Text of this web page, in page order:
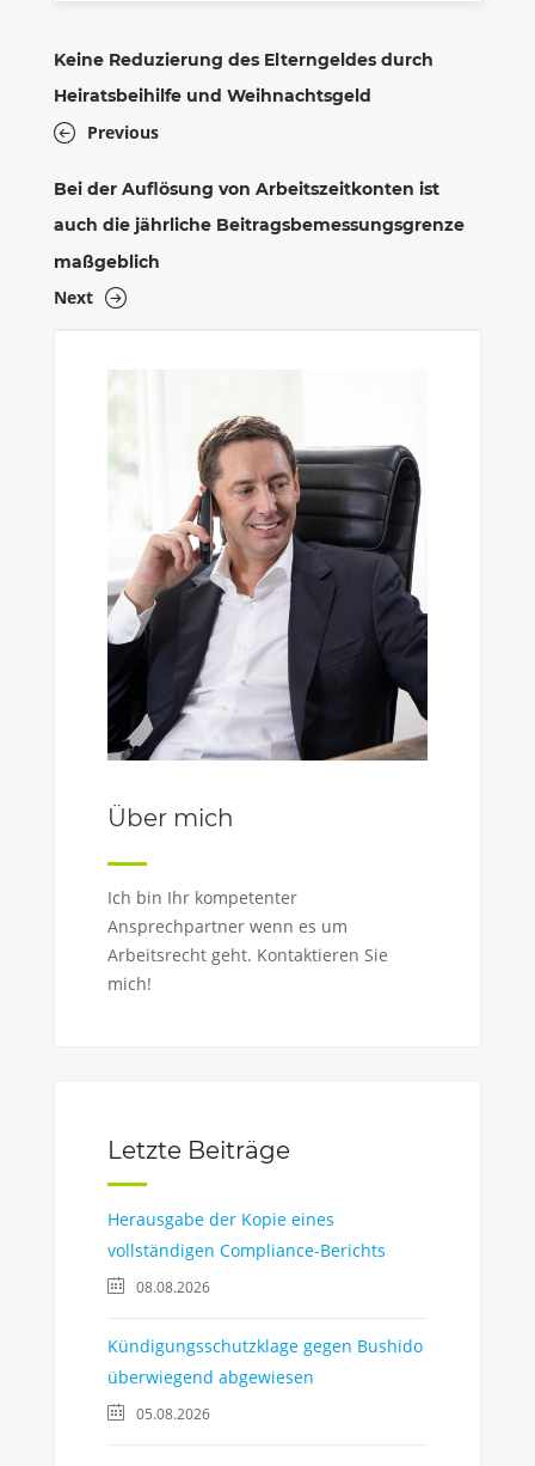
Keine Reduzierung des Elterngeldes durch
Heiratsbeihilfe und Weihnachtsgeld
Previous
Bei der Auflösung von Arbeitszeitkonten ist
auch die jährliche Beitragsbemessungsgrenze
maßgeblich
Next
Über mich
Ich bin Ihr kompetenter
Ansprechpartner wenn es um
Arbeitsrecht geht. Kontaktieren Sie
mich!
Letzte Beiträge
Herausgabe der Kopie eines
vollständigen Compliance-Berichts
08.08.2026
Kündigungsschutzklage gegen Bushido
überwiegend abgewiesen
05.08.2026